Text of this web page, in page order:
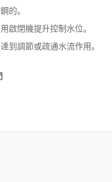
的。
閉機提升控制水位。
調節或疏通水流作用。